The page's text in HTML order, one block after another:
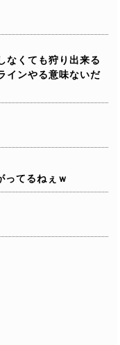
なくても狩り出来る
インやる意味ないだ
ってるねぇｗ